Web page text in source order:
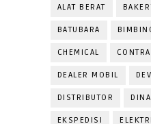
ALAT BERAT
BATUBARA
CHEMICAL
DEALER MOBIL
DISTRIBUTOR
EKSPEDISI